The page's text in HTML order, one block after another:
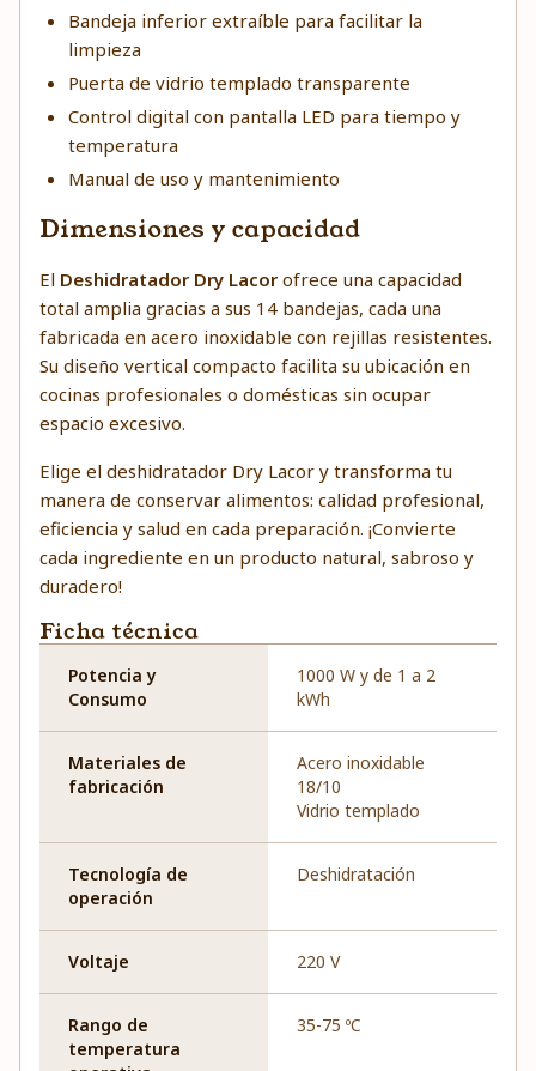
Bandeja inferior extraíble para facilitar la
limpieza
Puerta de vidrio templado transparente
Control digital con pantalla LED para tiempo y
temperatura
Manual de uso y mantenimiento
Dimensiones y capacidad
El Deshidratador Dry Lacorofrece una capacidad
total amplia gracias a sus 14 bandejas, cada una
fabricada en acero inoxidable con rejillas resistentes.
Su diseño vertical compacto facilita su ubicación en
cocinas profesionales o domésticas sin ocupar
espacio excesivo.
Elige el deshidratador Dry Lacor y transforma tu
manera de conservar alimentos: calidad profesional,
eficiencia y salud en cada preparación. ¡Convierte
cada ingrediente en un producto natural, sabroso y
duradero!
Ficha técnica
Potencia y
Consumo
1000 W y de 1 a 2
kWh
Materiales de
fabricación
Acero inoxidable
18/10
Vidrio templado
Tecnología de
operación
Deshidratación
Voltaje 220 V
Rango de
temperatura
35-75 ºC